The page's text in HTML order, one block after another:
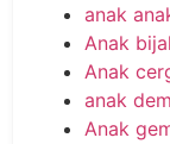
anak
Anak
Anak
anak
Anak